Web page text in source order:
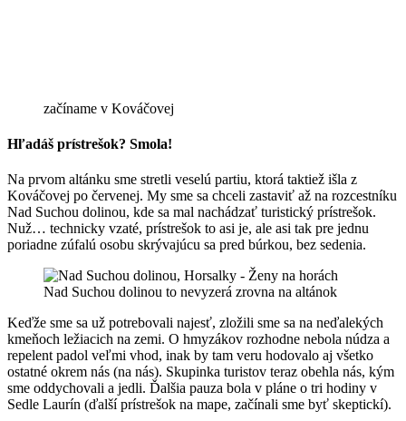
začíname v Kováčovej
Hľadáš prístrešok? Smola!
Na prvom altánku sme stretli veselú partiu, ktorá taktiež išla z
Kováčovej po červenej. My sme sa chceli zastaviť až na rozcestníku
Nad Suchou dolinou, kde sa mal nachádzať turistický prístrešok.
Nuž… technicky vzaté, prístrešok to asi je, ale asi tak pre jednu
poriadne zúfalú osobu skrývajúcu sa pred búrkou, bez sedenia.
Nad Suchou dolinou to nevyzerá zrovna na altánok
Keďže sme sa už potrebovali najesť, zložili sme sa na neďalekých
kmeňoch ležiacich na zemi. O hmyzákov rozhodne nebola núdza a
repelent padol veľmi vhod, inak by tam veru hodovalo aj všetko
ostatné okrem nás (na nás). Skupinka turistov teraz obehla nás, kým
sme oddychovali a jedli. Ďalšia pauza bola v pláne o tri hodiny v
Sedle Laurín (ďalší prístrešok na mape, začínali sme byť skeptickí).